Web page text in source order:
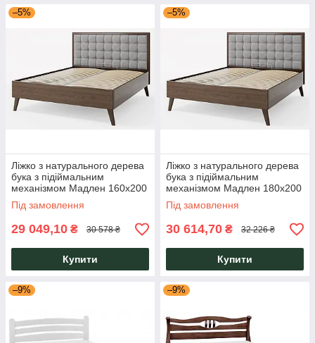
–5%
Ліжко з натурального дерева
бука з підіймальним
механізмом Мадлен 160x200
темно-коричневий Camelia
Під замовлення
29 049,10 ₴ 30 578 ₴
Купити
–5%
Ліжко з натурального дерева
бука з підіймальним
механізмом Мадлен 180x200
темно-коричневий Camelia
Під замовлення
30 614,70 ₴ 32 226 ₴
Купити
–9% –9%